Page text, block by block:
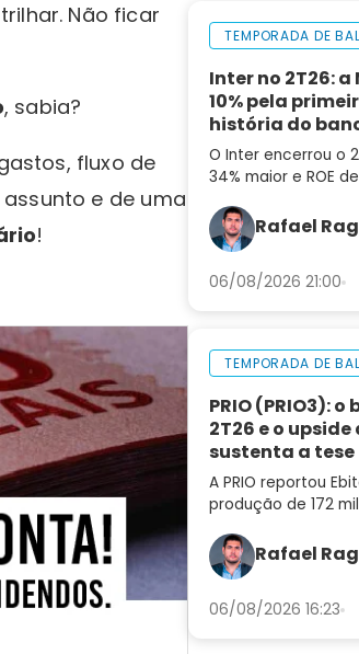
Não ficar
, sabia?
fluxo de
e de uma
!
TEMPORADA DE
Inter no 2T26: a
10% pela
história do
O Inter encerrou o
34% maior e ROE
para INBR32
Rafael
06/08/2026 21:00
TEMPORADA DE
PRIO (PRIO3):
2T26 e o upside
sustenta a tese
A PRIO reportou
produção de 172
análise do balanço
para PRIO3
Rafael
06/08/2026 16:23